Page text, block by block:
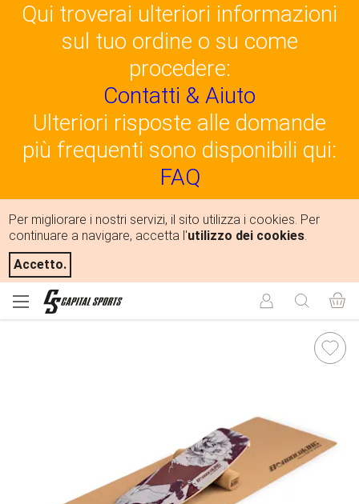
Qui troverai ulteriori informazioni
sul tuo ordine o su come
procedere:
Contatti & Aiuto
Ulteriori risposte alle domande
più frequenti sono disponibili qui:
FAQ
Per migliorare i nostri servizi, il sito utilizza i cookies. Per
continuare a navigare, accetta l'utilizzo dei cookies.
Accetto.